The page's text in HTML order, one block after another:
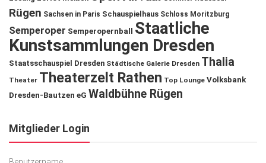
Rügen Sachsen in Paris Schauspielhaus Schloss Moritzburg
Semperoper Semperopernball
Staatliche
Kunstsammlungen Dresden
Staatsschauspiel Dresden Städtische Galerie Dresden Thalia
Theater Theaterzelt Rathen Top Lounge Volksbank
Dresden-Bautzen eG Waldbühne Rügen
Mitglieder Login